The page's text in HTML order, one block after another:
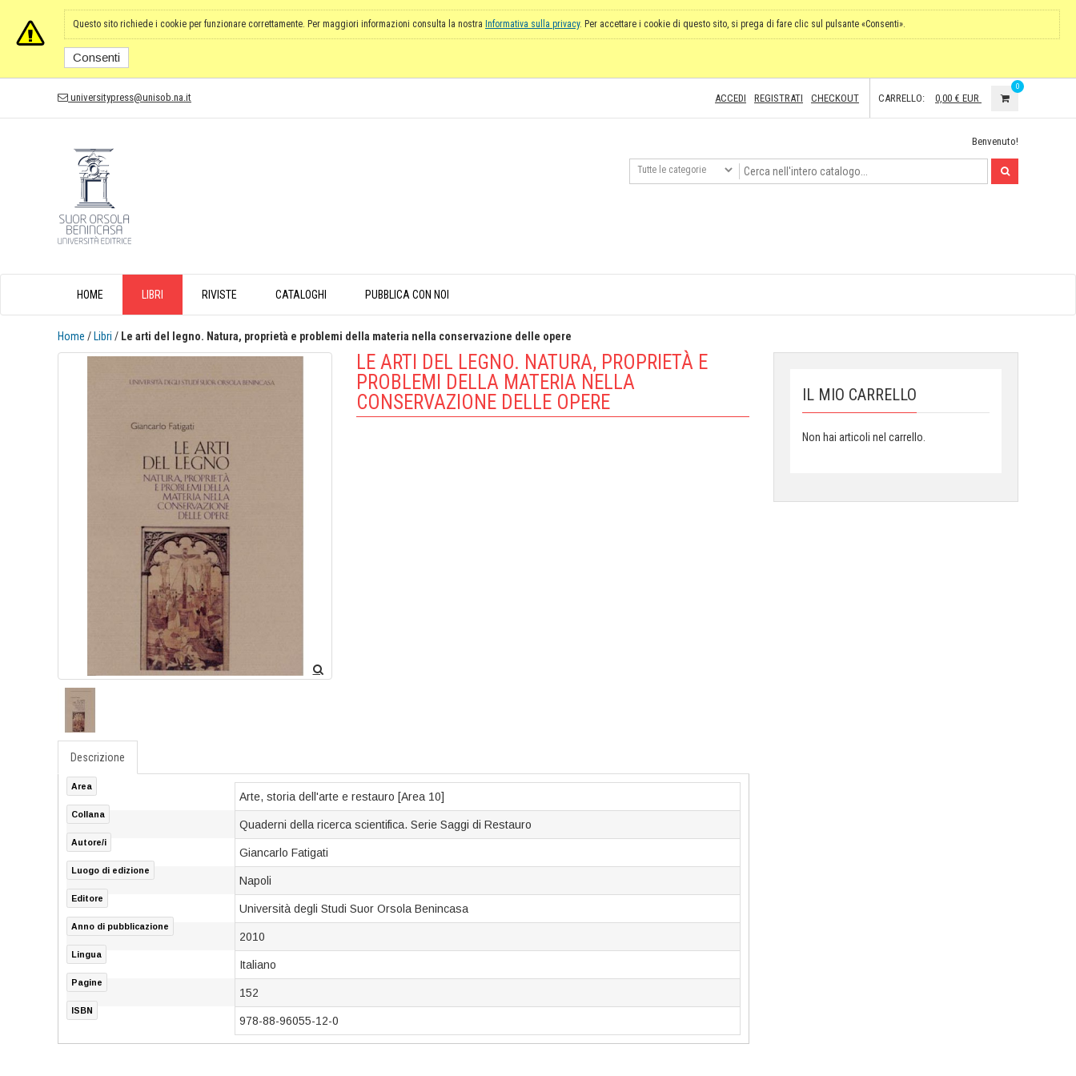
Questo sito richiede i cookie per funzionare correttamente. Per maggiori informazioni consulta la nostra Informativa sulla privacy. Per accettare i cookie di questo sito, si prega di fare clic sul pulsante «Consenti».
Consenti
universitypress@unisob.na.it ACCEDI REGISTRATI CHECKOUT CARRELLO: 0,00 € EUR
0
Benvenuto!
HOME LIBRI RIVISTE CATALOGHI PUBBLICA CON NOI
Home / Libri / Le arti del legno. Natura, proprietà e problemi della materia nella conservazione delle opere
IL MIO CARRELLO
Non hai articoli nel carrello.
LE ARTI DEL LEGNO. NATURA, PROPRIETÀ E
PROBLEMI DELLA MATERIA NELLA
CONSERVAZIONE DELLE OPERE
Descrizione
Area
Arte, storia dell'arte e restauro [Area 10]
Collana
Quaderni della ricerca scientifica. Serie Saggi di Restauro
Autore/i
Giancarlo Fatigati
Luogo di edizione
Napoli
Editore
Università degli Studi Suor Orsola Benincasa
Anno di pubblicazione
2010
Lingua
Italiano
Pagine
152
ISBN
978-88-96055-12-0